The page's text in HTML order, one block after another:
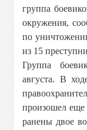
группа
окружения,
по
из 15
Группа
августа. В
произошел еще
ранены двое